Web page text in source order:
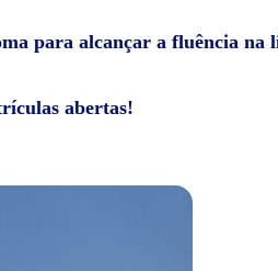
para alcançar a fluência na
abertas!